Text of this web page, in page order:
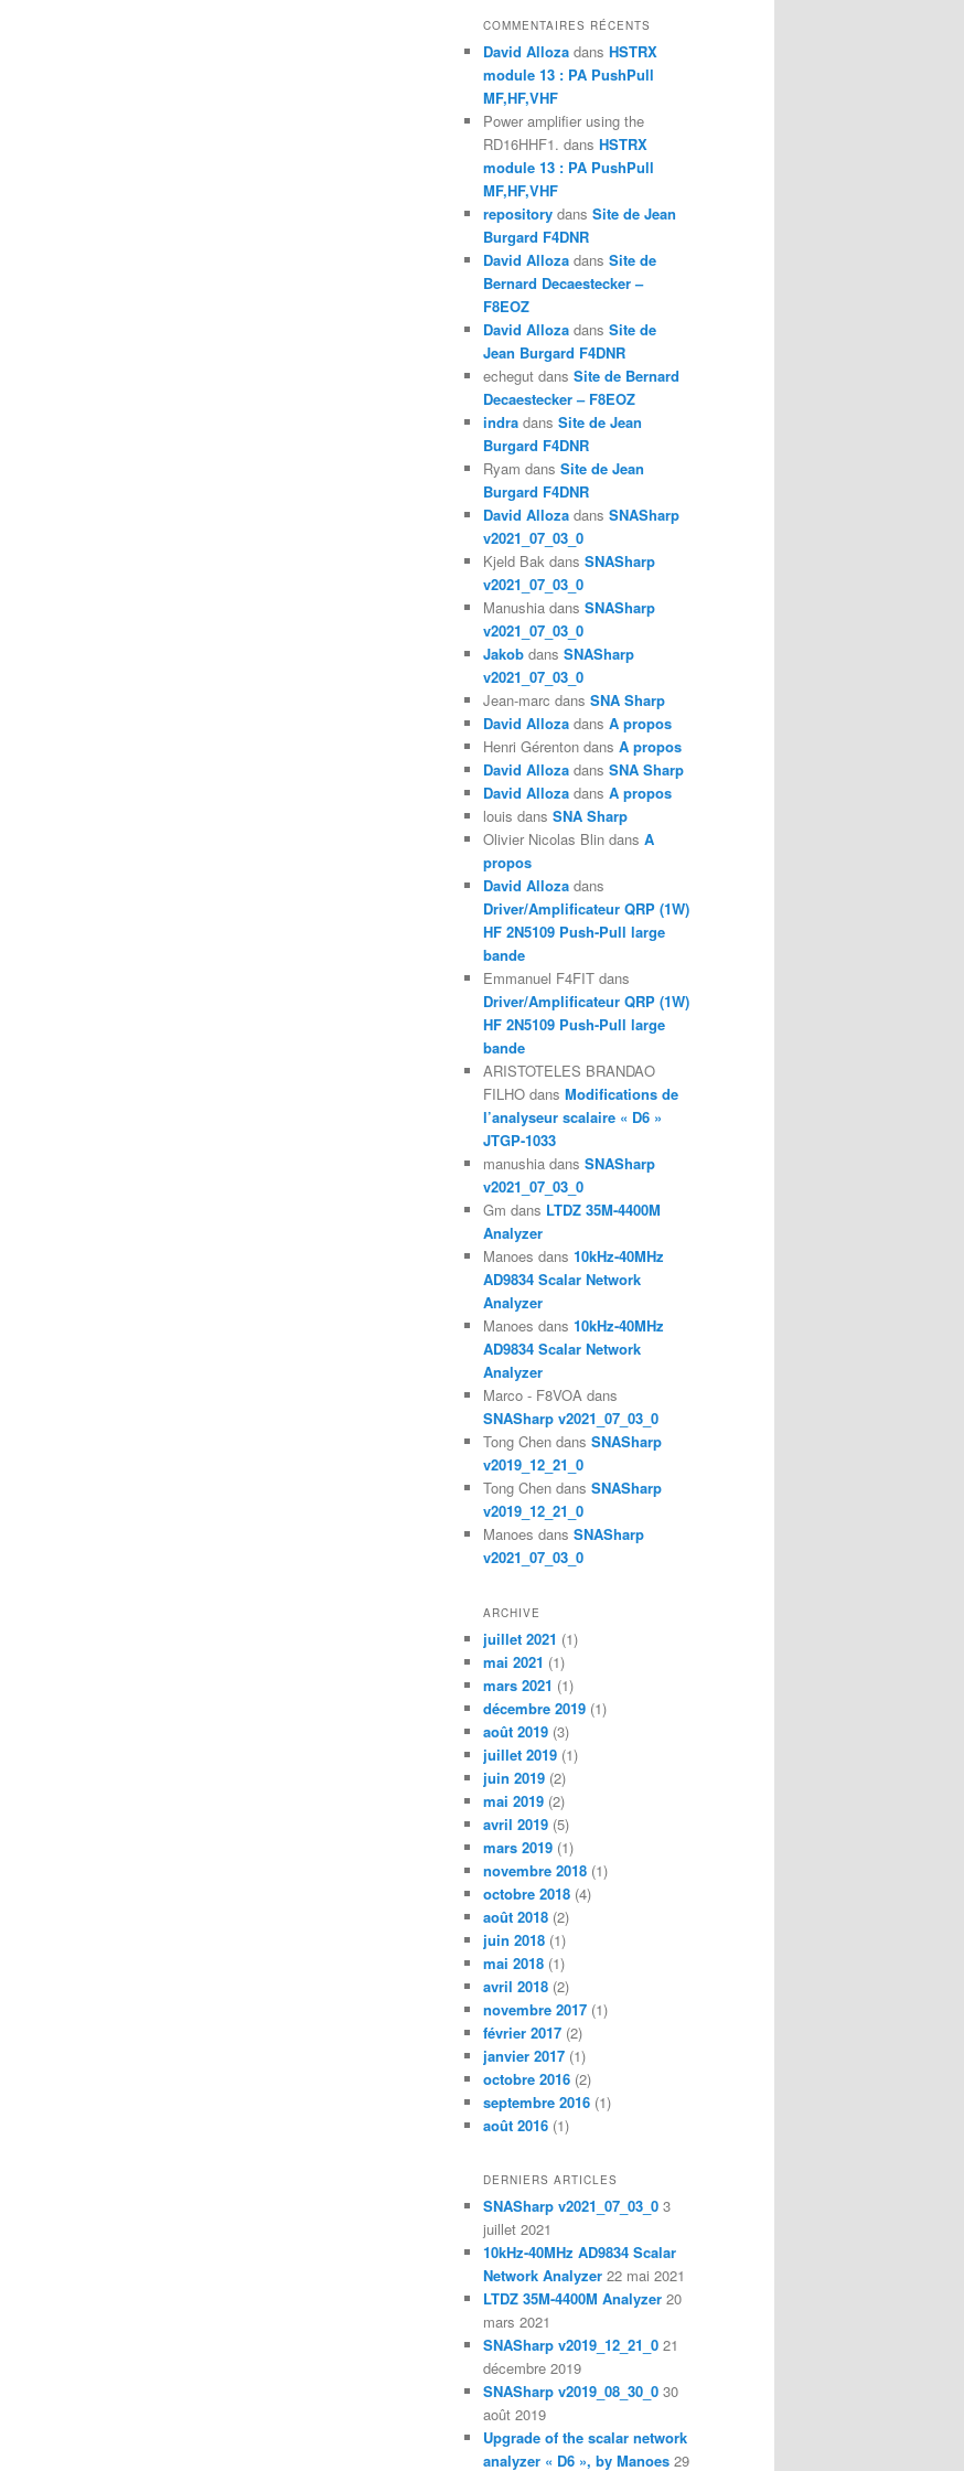
COMMENTAIRES RÉCENTS
David Alloza dans HSTRX
module 13 : PA PushPull
MF,HF,VHF
Power amplifier using the
RD16HHF1. dans HSTRX
module 13 : PA PushPull
MF,HF,VHF
repository dans Site de Jean
Burgard F4DNR
David Alloza dans Site de
Bernard Decaestecker –
F8EOZ
David Alloza dans Site de
Jean Burgard F4DNR
echegut dans Site de Bernard
Decaestecker – F8EOZ
indra dans Site de Jean
Burgard F4DNR
Ryam dans Site de Jean
Burgard F4DNR
David Alloza dans SNASharp
v2021_07_03_0
Kjeld Bak dans SNASharp
v2021_07_03_0
Manushia dans SNASharp
v2021_07_03_0
Jakob dans SNASharp
v2021_07_03_0
Jean-marc dans SNA Sharp
David Alloza dans A propos
Henri Gérenton dans A propos
David Alloza dans SNA Sharp
David Alloza dans A propos
louis dans SNA Sharp
Olivier Nicolas Blin dans A
propos
David Alloza dans
Driver/Amplificateur QRP (1W)
HF 2N5109 Push-Pull large
bande
Emmanuel F4FIT dans
Driver/Amplificateur QRP (1W)
HF 2N5109 Push-Pull large
bande
ARISTOTELES BRANDAO
FILHO dans Modifications de
l’analyseur scalaire « D6 »
JTGP-1033
manushia dans SNASharp
v2021_07_03_0
Gm dans LTDZ 35M-4400M
Analyzer
Manoes dans 10kHz-40MHz
AD9834 Scalar Network
Analyzer
Manoes dans 10kHz-40MHz
AD9834 Scalar Network
Analyzer
Marco - F8VOA dans
SNASharp v2021_07_03_0
Tong Chen dans SNASharp
v2019_12_21_0
Tong Chen dans SNASharp
v2019_12_21_0
Manoes dans SNASharp
v2021_07_03_0
ARCHIVE
juillet 2021 (1)
mai 2021 (1)
mars 2021 (1)
décembre 2019 (1)
août 2019 (3)
juillet 2019 (1)
juin 2019 (2)
mai 2019 (2)
avril 2019 (5)
mars 2019 (1)
novembre 2018 (1)
octobre 2018 (4)
août 2018 (2)
juin 2018 (1)
mai 2018 (1)
avril 2018 (2)
novembre 2017 (1)
février 2017 (2)
janvier 2017 (1)
octobre 2016 (2)
septembre 2016 (1)
août 2016 (1)
DERNIERS ARTICLES
SNASharp v2021_07_03_0 3
juillet 2021
10kHz-40MHz AD9834 Scalar
Network Analyzer 22 mai 2021
LTDZ 35M-4400M Analyzer 20
mars 2021
SNASharp v2019_12_21_0 21
décembre 2019
SNASharp v2019_08_30_0 30
août 2019
Upgrade of the scalar network
analyzer « D6 », by Manoes 29